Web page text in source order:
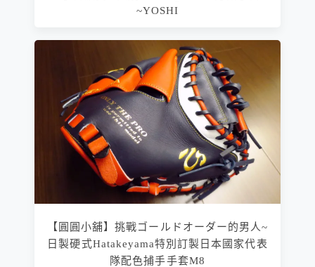
~YOSHI
【圓圓小舖】挑戰ゴールドオーダー的男人~
日製硬式Hatakeyama特別訂製日本國家代表
隊配色捕手手套M8